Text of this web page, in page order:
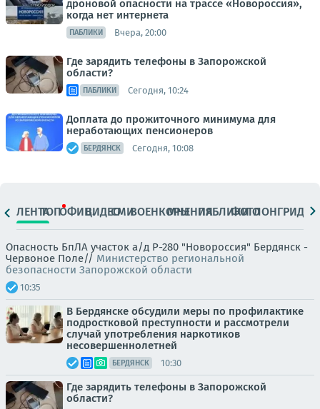
дроновой опасности на трассе «Новороссия»,
когда нет интернета
ПАБЛИКИ Вчера, 20:00
Где зарядить телефоны в Запорожской
области?
ПАБЛИКИ Сегодня, 10:24
Доплата до прожиточного минимума для
неработающих пенсионеров
БЕРДЯНСК Сегодня, 10:08
ЛЕНТАТОПОФИЦ.ВИДЕОСМИВОЕНКОРЫМНЕНИЯПАБЛИКИ
ФОТОЛОНГРИДЫ
Опасность БпЛА участок а/д Р-280 "Новороссия" Бердянск -
Червоное Поле// Министерство региональной
безопасности Запорожской области
10:35
В Бердянске обсудили меры по профилактике
подростковой преступности и рассмотрели
случай употребления наркотиков
несовершеннолетней
БЕРДЯНСК 10:30
Где зарядить телефоны в Запорожской
области?